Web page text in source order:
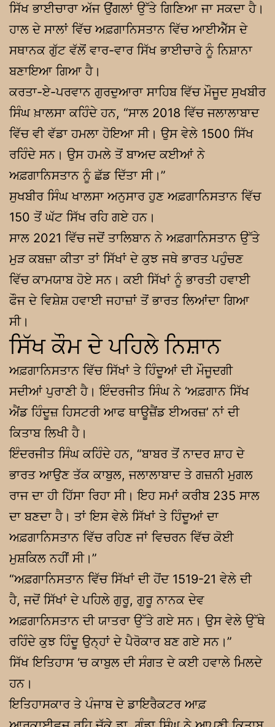
ਸਿੱਖ ਭਾਈਚਾਰਾ ਅੱਜ ਉਂਗਲਾਂ ਉੱਤੇ ਗਿਣਿਆ ਜਾ ਸਕਦਾ ਹੈ।
ਹਾਲ ਦੇ ਸਾਲਾਂ ਵਿੱਚ ਅਫ਼ਗਾਨਿਸਤਾਨ ਵਿੱਚ ਆਈਐੱਸ ਦੇ
ਸਥਾਨਕ ਗੁੱਟ ਵੱਲੋਂ ਵਾਰ-ਵਾਰ ਸਿੱਖ ਭਾਈਚਾਰੇ ਨੂੰ ਨਿਸ਼ਾਨਾ
ਬਣਾਇਆ ਗਿਆ ਹੈ।
ਕਰਤਾ-ਏ-ਪਰਵਾਨ ਗੁਰਦੁਆਰਾ ਸਾਹਿਬ ਵਿੱਚ ਮੌਜੂਦ ਸੁਖਬੀਰ
ਸਿੰਘ ਖ਼ਾਲਸਾ ਕਹਿੰਦੇ ਹਨ, “ਸਾਲ 2018 ਵਿੱਚ ਜਲਾਲਾਬਾਦ
ਵਿੱਚ ਵੀ ਵੱਡਾ ਹਮਲਾ ਹੋਇਆ ਸੀ। ਉਸ ਵੇਲੇ 1500 ਸਿੱਖ
ਰਹਿੰਦੇ ਸਨ। ਉਸ ਹਮਲੇ ਤੋਂ ਬਾਅਦ ਕਈਆਂ ਨੇ
ਅਫ਼ਗਾਨਿਸਤਾਨ ਨੂੰ ਛੱਡ ਦਿੱਤਾ ਸੀ।”
ਸੁਖਬੀਰ ਸਿੰਘ ਖਾਲਸਾ ਅਨੁਸਾਰ ਹੁਣ ਅਫ਼ਗਾਨਿਸਤਾਨ ਵਿੱਚ
150 ਤੋਂ ਘੱਟ ਸਿੱਖ ਰਹਿ ਗਏ ਹਨ।
ਸਾਲ 2021 ਵਿੱਚ ਜਦੋਂ ਤਾਲਿਬਾਨ ਨੇ ਅਫ਼ਗਾਨਿਸਤਾਨ ਉੱਤੇ
ਮੁੜ ਕਬਜ਼ਾ ਕੀਤਾ ਤਾਂ ਸਿੱਖਾਂ ਦੇ ਕੁਝ ਜਥੇ ਭਾਰਤ ਪਹੁੰਚਣ
ਵਿੱਚ ਕਾਮਯਾਬ ਹੋਏ ਸਨ। ਕਈ ਸਿੱਖਾਂ ਨੂੰ ਭਾਰਤੀ ਹਵਾਈ
ਫੌਜ ਦੇ ਵਿਸ਼ੇਸ਼ ਹਵਾਈ ਜਹਾਜ਼ਾਂ ਤੋਂ ਭਾਰਤ ਲਿਆਂਦਾ ਗਿਆ
ਸੀ।
ਸਿੱਖ ਕੌਮ ਦੇ ਪਹਿਲੇ ਨਿਸ਼ਾਨ
ਅਫ਼ਗਾਨਿਸਤਾਨ ਵਿੱਚ ਸਿੱਖਾਂ ਤੇ ਹਿੰਦੂਆਂ ਦੀ ਮੌਜੂਦਗੀ
ਸਦੀਆਂ ਪੁਰਾਣੀ ਹੈ। ਇੰਦਰਜੀਤ ਸਿੰਘ ਨੇ ‘ਅਫ਼ਗਾਨ ਸਿੱਖ
ਐਂਡ ਹਿੰਦੂਜ਼ ਹਿਸਟਰੀ ਆਫ ਥਾਊਜ਼ੈਂਡ ਈਅਰਜ਼’ ਨਾਂ ਦੀ
ਕਿਤਾਬ ਲਿਖੀ ਹੈ।
ਇੰਦਰਜੀਤ ਸਿੰਘ ਕਹਿੰਦੇ ਹਨ, “ਬਾਬਰ ਤੋਂ ਨਾਦਰ ਸ਼ਾਹ ਦੇ
ਭਾਰਤ ਆਉਣ ਤੱਕ ਕਾਬੁਲ, ਜਲਾਲਾਬਾਦ ਤੇ ਗਜ਼ਨੀ ਮੁਗਲ
ਰਾਜ ਦਾ ਹੀ ਹਿੱਸਾ ਰਿਹਾ ਸੀ। ਇਹ ਸਮਾਂ ਕਰੀਬ 235 ਸਾਲ
ਦਾ ਬਣਦਾ ਹੈ। ਤਾਂ ਇਸ ਵੇਲੇ ਸਿੱਖਾਂ ਤੇ ਹਿੰਦੂਆਂ ਦਾ
ਅਫ਼ਗਾਨਿਸਤਾਨ ਵਿੱਚ ਰਹਿਣ ਜਾਂ ਵਿਚਰਨ ਵਿੱਚ ਕੋਈ
ਮੁਸ਼ਕਿਲ ਨਹੀਂ ਸੀ।”
“ਅਫ਼ਗਾਨਿਸਤਾਨ ਵਿੱਚ ਸਿੱਖਾਂ ਦੀ ਹੋਂਦ 1519-21 ਵੇਲੇ ਦੀ
ਹੈ, ਜਦੋਂ ਸਿੱਖਾਂ ਦੇ ਪਹਿਲੇ ਗੁਰੂ, ਗੁਰੂ ਨਾਨਕ ਦੇਵ
ਅਫ਼ਗਾਨਿਸਤਾਨ ਦੀ ਯਾਤਰਾ ਉੱਤੇ ਗਏ ਸਨ। ਉਸ ਵੇਲੇ ਉੱਥੇ
ਰਹਿੰਦੇ ਕੁਝ ਹਿੰਦੂ ਉਨ੍ਹਾਂ ਦੇ ਪੈਰੋਕਾਰ ਬਣ ਗਏ ਸਨ।”
ਸਿੱਖ ਇਤਿਹਾਸ ‘ਚ ਕਾਬੁਲ ਦੀ ਸੰਗਤ ਦੇ ਕਈ ਹਵਾਲੇ ਮਿਲਦੇ
ਹਨ।
ਇਤਿਹਾਸਕਾਰ ਤੇ ਪੰਜਾਬ ਦੇ ਡਾਇਰੈਕਟਰ ਆਫ਼